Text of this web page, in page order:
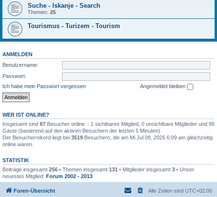
Suche - Iskanje - Search
Themen: 25
Tourismus - Turizem - Tourism
ANMELDEN
Benutzername:
Passwort:
Ich habe mein Passwort vergessen
Angemeldet bleiben
WER IST ONLINE?
Insgesamt sind 87 Besucher online :: 1 sichtbares Mitglied, 0 unsichtbare Mitglieder und 86
Gäste (basierend auf den aktiven Besuchern der letzten 5 Minuten)
Der Besucherrekord liegt bei 3519 Besuchern, die am Mi Jul 08, 2026 6:09 am gleichzeitig
online waren.
STATISTIK
Beiträge insgesamt 256 • Themen insgesamt 131 • Mitglieder insgesamt 3 • Unser
neuestes Mitglied: Forum 2002 - 2013
Foren-Übersicht Alle Zeiten sind UTC+02:00